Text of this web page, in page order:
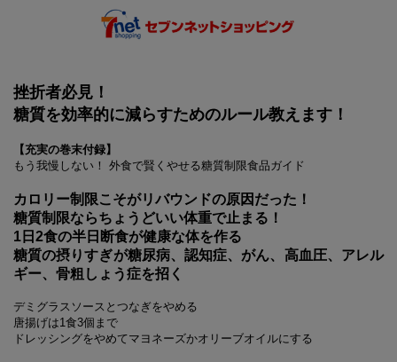
挫折者必見！
糖質を効率的に減らすためのルール教えます！
【充実の巻末付録】
もう我慢しない！ 外食で賢くやせる糖質制限食品ガイド
カロリー制限こそがリバウンドの原因だった！
糖質制限ならちょうどいい体重で止まる！
1日2食の半日断食が健康な体を作る
糖質の摂りすぎが糖尿病、認知症、がん、高血圧、アレル
ギー、骨粗しょう症を招く
デミグラスソースとつなぎをやめる
唐揚げは1食3個まで
ドレッシングをやめてマヨネーズかオリーブオイルにする